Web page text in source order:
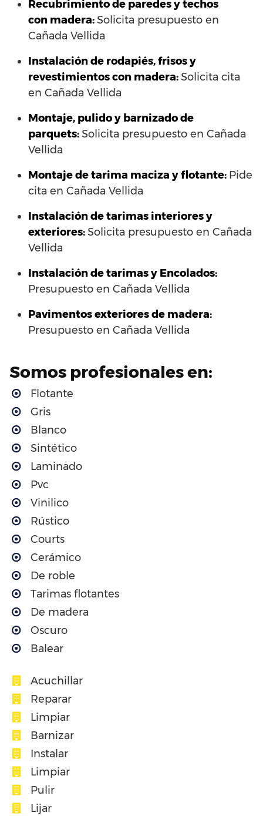
Recubrimiento de paredes y techos
con madera:Solicita presupuesto en
Cañada Vellida
Instalación de rodapiés, frisos y
revestimientos con madera:Solicita cita
en Cañada Vellida
Montaje, pulido y barnizado de
parquets:Solicita presupuesto en Cañada
Vellida
Montaje de tarima maciza y flotante: Pide
cita en Cañada Vellida
Instalación de tarimas interiores y
exteriores:Solicita presupuesto en Cañada
Vellida
Instalación de tarimas y Encolados:
Presupuesto en Cañada Vellida
Pavimentos exteriores de madera:
Presupuesto en Cañada Vellida
Somos profesionales en:
Flotante
Gris
Blanco
Sintético
Laminado
Pvc
Vinilico
Rústico
Courts
Cerámico
De roble
Tarimas flotantes
De madera
Oscuro
Balear
Acuchillar
Reparar
Limpiar
Barnizar
Instalar
Limpiar
Pulir
Lijar